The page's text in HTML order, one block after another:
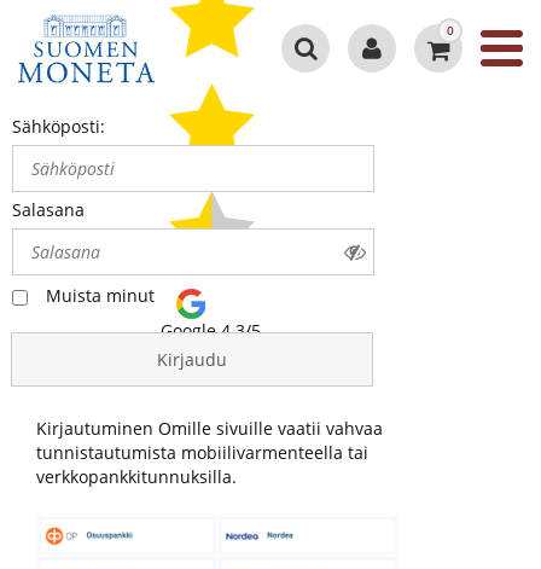
Google 4.3/5
0
Sähköposti:
Salasana
Muista minut
Kirjaudu
Kirjautuminen Omille sivuille vaatii vahvaa
tunnistautumista mobiilivarmenteella tai
verkkopankkitunnuksilla.